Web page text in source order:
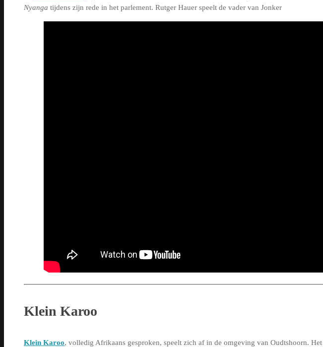
Nyanga tijdens zijn rede in het parlement. Rutger Hauer speelt de vader van Jonker
Klein Karoo
Klein Karoo, volledig Afrikaans gesproken, speelt zich af in de omgeving van Oudtshoorn.